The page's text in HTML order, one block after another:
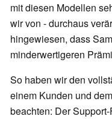
mit diesen Modellen
wir von - durchaus
hingewiesen, dass
minderwertigeren
So haben wir den
einem Kunden und
beachten: Der